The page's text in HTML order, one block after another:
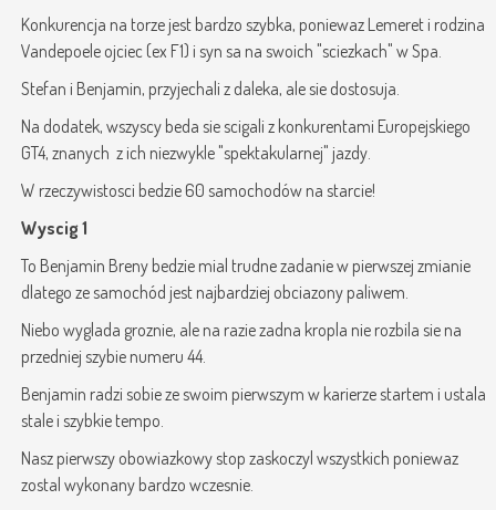
Konkurencja na torze jest bardzo szybka, poniewaz Lemeret i rodzina
Vandepoele ojciec (ex F1) i syn sa na swoich "sciezkach" w Spa.
Stefan i Benjamin, przyjechali z daleka, ale sie dostosuja.
Na dodatek, wszyscy beda sie scigali z konkurentami Europejskiego
GT4, znanych z ich niezwykle "spektakularnej" jazdy.
W rzeczywistosci bedzie 60 samochodów na starcie!
Wyscig 1
To Benjamin Breny bedzie mial trudne zadanie w pierwszej zmianie
dlatego ze samochód jest najbardziej obciazony paliwem.
Niebo wyglada groznie, ale na razie zadna kropla nie rozbila sie na
przedniej szybie numeru 44.
Benjamin radzi sobie ze swoim pierwszym w karierze startem i ustala
stale i szybkie tempo.
Nasz pierwszy obowiazkowy stop zaskoczyl wszystkich poniewaz
zostal wykonany bardzo wczesnie.